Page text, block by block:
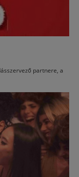
partnere, a